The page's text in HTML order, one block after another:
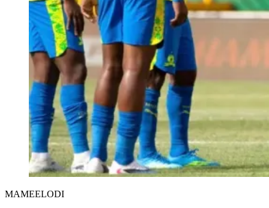
MAMEELODI